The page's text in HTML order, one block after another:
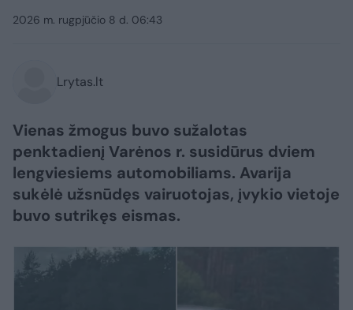
2026 m. rugpjūčio 8 d. 06:43
Lrytas.lt
Vienas žmogus buvo sužalotas
penktadienį Varėnos r. susidūrus dviem
lengviesiems automobiliams. Avarija
sukėlė užsnūdęs vairuotojas, įvykio vietoje
buvo sutrikęs eismas.